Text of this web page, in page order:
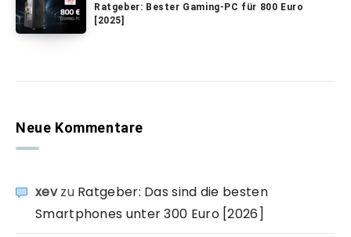
Ratgeber: Bester Gaming-PC für 800 Euro
[2025]
Neue Kommentare
xevzu Ratgeber: Das sind die besten
Smartphones unter 300 Euro [2026]